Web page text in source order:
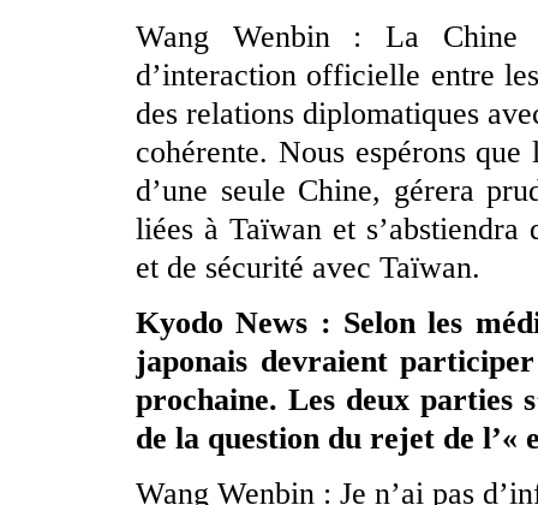
Wang Wenbin : La Chine
d’interaction officielle entre
des relations diplomatiques
cohérente. Nous espérons
d’une seule Chine, gérera
liées à Taïwan et
et de sécurité avec Taïwan.
Kyodo News : Selon les
japonais devraient
prochaine. Les deux parties
de la question du rejet de l’«
Wang Wenbin : Je n’ai pas